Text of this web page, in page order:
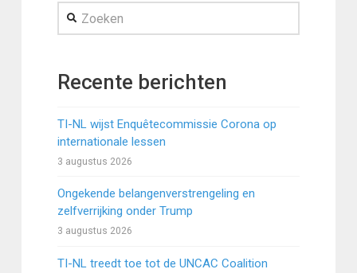
Zoeken
Recente berichten
TI-NL wijst Enquêtecommissie Corona op
internationale lessen
3 augustus 2026
Ongekende belangenverstrengeling en
zelfverrijking onder Trump
3 augustus 2026
TI-NL treedt toe tot de UNCAC Coalition